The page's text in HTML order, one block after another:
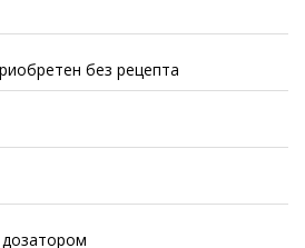
без рецепта